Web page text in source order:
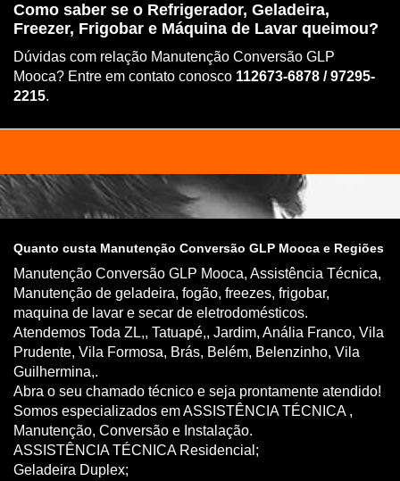
Como saber se o Refrigerador, Geladeira,
Freezer, Frigobar e Máquina de Lavar queimou?
Dúvidas com relação Manutenção Conversão GLP
Mooca? Entre em contato conosco 112673-6878 / 97295-
2215.
Quanto custa Manutenção Conversão GLP Mooca e Regiões
Manutenção Conversão GLP Mooca, Assistência Técnica,
Manutenção de geladeira, fogão, freezes, frigobar,
maquina de lavar e secar de eletrodomésticos.
Atendemos Toda ZL,, Tatuapé,, Jardim, Anália Franco, Vila
Prudente, Vila Formosa, Brás, Belém, Belenzinho, Vila
Guilhermina,.
Abra o seu chamado técnico e seja prontamente atendido!
Somos especializados em ASSISTÊNCIA TÉCNICA ,
Manutenção, Conversão e Instalação.
ASSISTÊNCIA TÉCNICA Residencial;
Geladeira Duplex;